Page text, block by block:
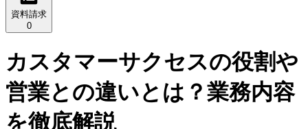
資料請求
0
カスタマーサクセスの役割や
営業との違いとは？業務内容
を徹底解説